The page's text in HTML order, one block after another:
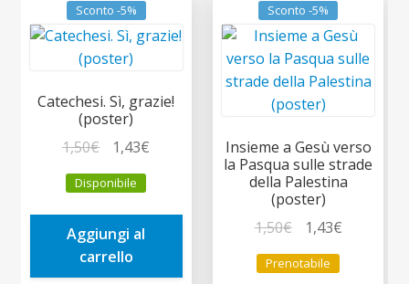
Sconto -5%
Catechesi. Sì, grazie!
(poster)
1,50€
prezzo
originale
era:
1,50€.
1,43€
è:
Disponibile
Aggiungi al
carrello
Sconto -5%
Insieme a Gesù verso
la Pasqua sulle strade
della Palestina
(poster)
1,50€
prezzo
originale
1,43€Il
Prenotabile